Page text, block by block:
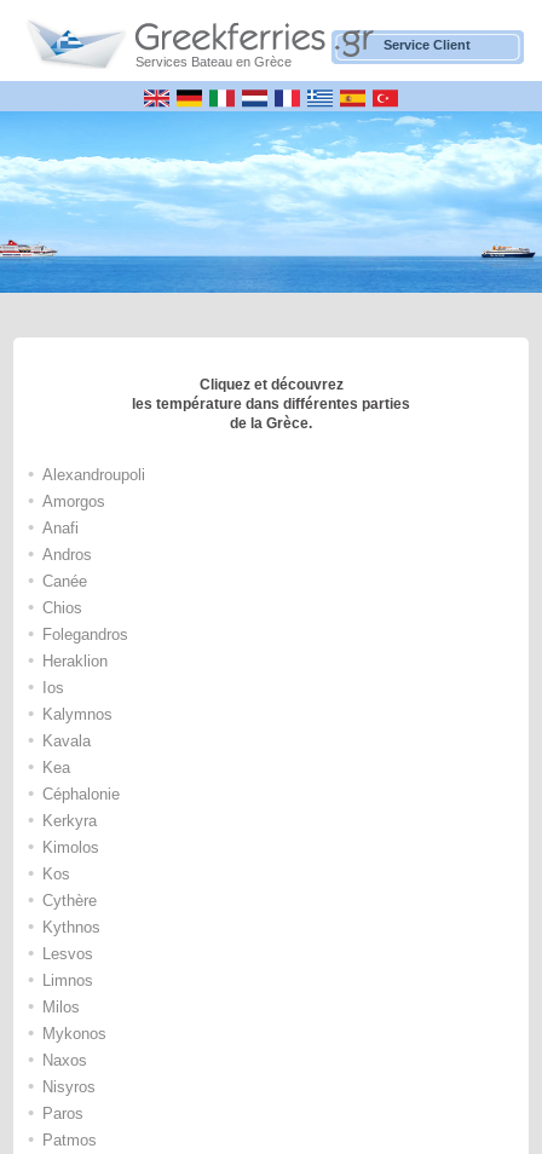
Services Bateau en Grèce
Service Client
Cliquez et découvrez
les température dans différentes parties
de la Grèce.
• Alexandroupoli
• Amorgos
• Anafi
• Andros
• Canée
• Chios
• Folegandros
• Heraklion
• Ios
• Kalymnos
• Kavala
• Kea
• Céphalonie
• Kerkyra
• Kimolos
• Kos
• Cythère
• Kythnos
• Lesvos
• Limnos
• Milos
• Mykonos
• Naxos
• Nisyros
• Paros
• Patmos